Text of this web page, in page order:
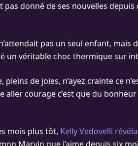
pas donné de ses nouvelles depuis
pas un seul enfant, mais
un véritable choc thermique sur
pleins de joies, n’ayez crainte ce
aller courage c’est que du
mois plus tôt, Kelly Vedovelli